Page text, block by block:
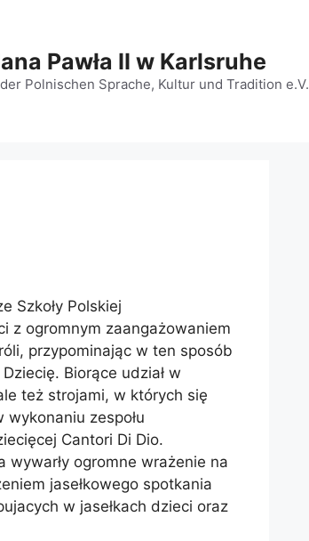
Pawła II w Karlsruhe
Polnischen Sprache, Kultur und Tradition e.V.
Szkoły Polskiej
z ogromnym zaangażowaniem
przypominając w ten sposób
Biorące udział w
też strojami, w których się
wykonaniu zespołu
Cantori Di Dio.
wywarły ogromne wrażenie na
jasełkowego spotkania
w jasełkach dzieci oraz